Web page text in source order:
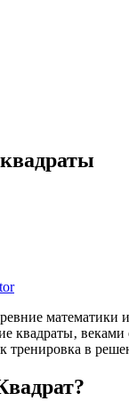
квадраты‚
тренировка в